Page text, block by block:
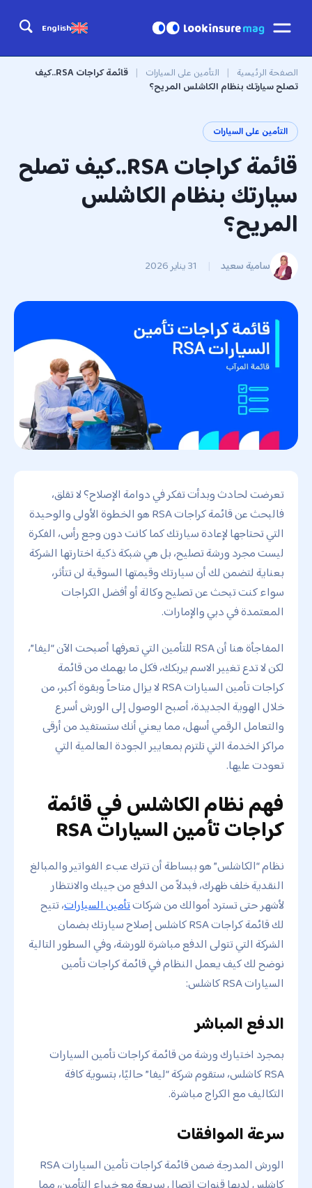
English
الصفحة الرئيسية | التأمين على السيارات |
قائمة كراجات RSA..كيف
تصلح سيارتك بنظام الكاشلس المريح؟
التأمين على السيارات
قائمة كراجات RSA..كيف تصلح
سيارتك بنظام الكاشلس
المريح؟
سامية سعيد | 31 يناير 2026
تعرضت لحادث وبدأت تفكر في دوامة الإصلاح؟ لا تقلق،
فالبحث عن قائمة كراجات RSA هو الخطوة الأولى والوحيدة
التي تحتاجها لإعادة سيارتك كما كانت دون وجع رأس، الفكرة
ليست مجرد ورشة تصليح، بل هي شبكة ذكية اختارتها الشركة
بعناية لتضمن لك أن سيارتك وقيمتها السوقية لن تتأثر،
سواء كنت تبحث عن تصليح وكالة أو أفضل الكراجات
المعتمدة في دبي والإمارات.
المفاجأة هنا أن RSA للتأمين التي تعرفها أصبحت الآن “ليفا”،
لكن لا تدع تغيير الاسم يربكك، فكل ما يهمك من قائمة
كراجات تأمين السيارات RSA لا يزال متاحاً وبقوة أكبر، من
خلال الهوية الجديدة، أصبح الوصول إلى الورش أسرع
والتعامل الرقمي أسهل، مما يعني أنك ستستفيد من أرقى
مراكز الخدمة التي تلتزم بمعايير الجودة العالمية التي
تعودت عليها.
فهم نظام الكاشلس في قائمة
كراجات تأمين السيارات RSA
نظام “الكاشلس” هو ببساطة أن تترك عبء الفواتير والمبالغ
النقدية خلف ظهرك، فبدلاً من الدفع من جيبك والانتظار
لأشهر حتى تسترد أموالك من شركاتتأمين السيارات، تتيح
لك قائمة كراجات RSA كاشلس إصلاح سيارتك بضمان
الشركة التي تتولى الدفع مباشرة للورشة، وفي السطور التالية
نوضح لك كيف يعمل النظام في قائمة كراجات تأمين
السيارات RSA كاشلس:
الدفع المباشر
بمجرد اختيارك ورشة من قائمة كراجات تأمين السيارات
RSA كاشلس، ستقوم شركة “ليفا” حاليًا، بتسوية كافة
التكاليف مع الكراج مباشرة.
سرعة الموافقات
الورش المدرجة ضمن قائمة كراجات تأمين السيارات RSA